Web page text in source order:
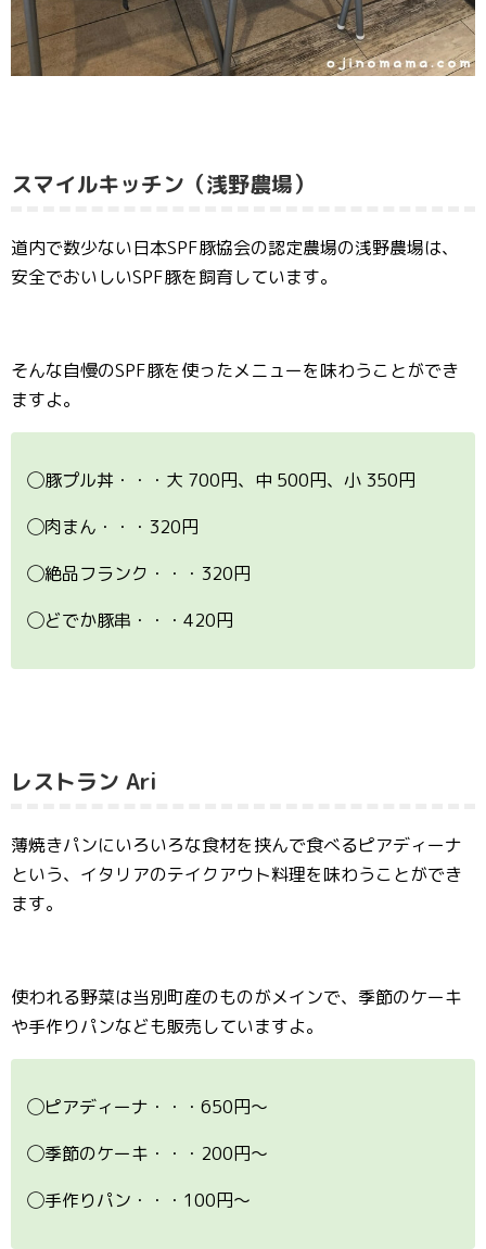
スマイルキッチン（浅野農場）
道内で数少ない日本SPF豚協会の認定農場の浅野農場は、
安全でおいしいSPF豚を飼育しています。
そんな自慢のSPF豚を使ったメニューを味わうことができ
ますよ。
◯豚プル丼・・・大 700円、中 500円、小 350円
◯肉まん・・・320円
◯絶品フランク・・・320円
◯どでか豚串・・・420円
レストラン Ari
薄焼きパンにいろいろな食材を挟んで食べるピアディーナ
という、イタリアのテイクアウト料理を味わうことができ
ます。
使われる野菜は当別町産のものがメインで、季節のケーキ
や手作りパンなども販売していますよ。
◯ピアディーナ・・・650円〜
◯季節のケーキ・・・200円〜
◯手作りパン・・・100円〜